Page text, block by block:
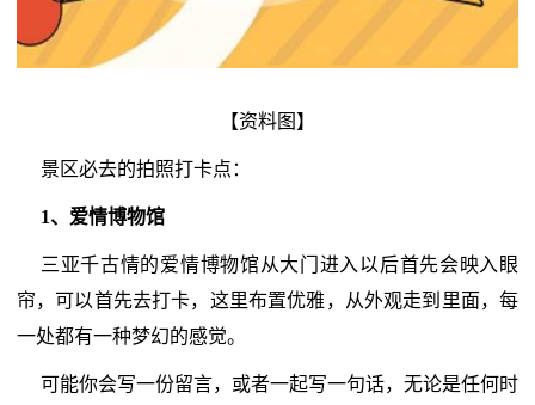
【资料图】
景区必去的拍照打卡点：
1、爱情博物馆
三亚千古情的爱情博物馆从大门进入以后首先会映入眼
帘，可以首先去打卡，这里布置优雅，从外观走到里面，每
一处都有一种梦幻的感觉。
可能你会写一份留言，或者一起写一句话，无论是任何时